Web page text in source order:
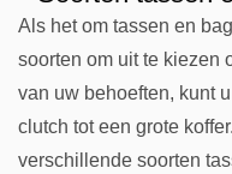
Als het om tassen en
soorten om uit te kiezen
van uw behoeften, kunt
clutch tot een grote
verschillende soorten